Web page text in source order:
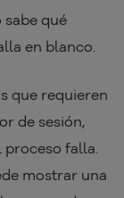
sabe qué
en blanco.
que requieren
de sesión,
proceso falla.
mostrar una